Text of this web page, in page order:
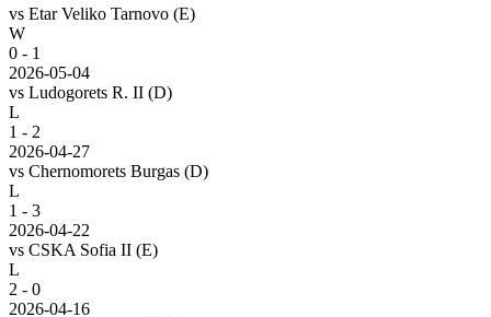
vs Etar Veliko Tarnovo (E)
W
0 - 1
2026-05-04
vs Ludogorets R. II (D)
L
1 - 2
2026-04-27
vs Chernomorets Burgas (D)
L
1 - 3
2026-04-22
vs CSKA Sofia II (E)
L
2 - 0
2026-04-16